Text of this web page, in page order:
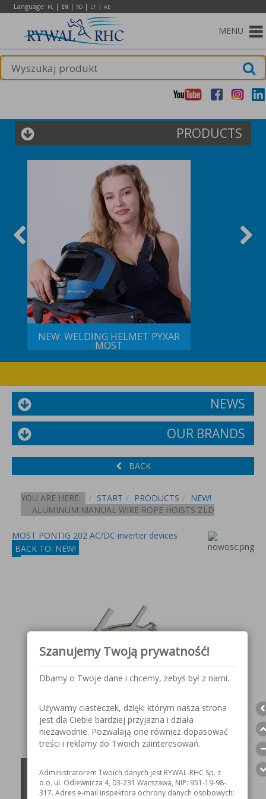
Language: PL | EN | RO | LT | AE
MENU
PRODUCTS
NEW: WELDING HELMET PYXAR
MOST
NEWS
OUR BRANDS
BACK
YOU ARE HERE: START PRODUCTS
NEW!
ALUMINUM MANUAL WIRE ROPE HOISTS ZLD
MOST PONTIG 202 AC/DC inverter devices
BACK TO: NEW!
Aluminum Manual
Szanujemy Twoją prywatność!
Dbamy o Twoje dane i chcemy, żebyś był z nami.
Używamy ciasteczek, dzięki którym nasza strona
jest dla Ciebie bardziej przyjazna i działa
niezawodnie. Pozwalają one również dopasować
treści i reklamy do Twoich zainteresowań.
Administratorem Twoich danych jest RYWAL-RHC Sp. z
o.o. ul. Odlewnicza 4, 03-231 Warszawa, NIP: 951-19-98-
317. Adres e-mail inspektora ochrony danych osobowych: